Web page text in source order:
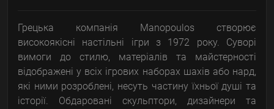
Грецька компанія Manopoulos створює
високоякісні настільні ігри з 1972 року. Суворі
вимоги до стилю, матеріалів та майстерності
відображені у всіх ігрових наборах шахів або нард,
які ними розроблені, несуть частину їхньої душі та
історії. Обдаровані скульптори, дизайнери та